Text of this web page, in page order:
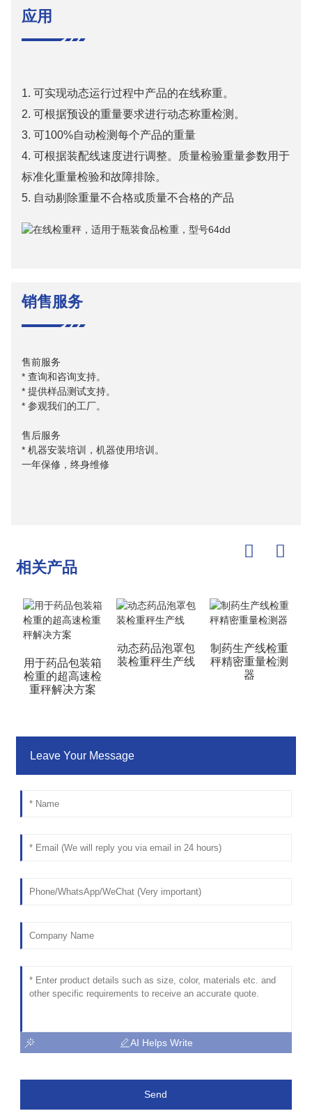
应用
1. 可实现动态运行过程中产品的在线称重。
2. 可根据预设的重量要求进行动态称重检测。
3. 可100%自动检测每个产品的重量
4. 可根据装配线速度进行调整。质量检验重量参数用于
标准化重量检验和故障排除。
5. 自动剔除重量不合格或质量不合格的产品
销售服务
售前服务
* 查询和咨询支持。
* 提供样品测试支持。
* 参观我们的工厂。
售后服务
* 机器安装培训，机器使用培训。
一年保修，终身维修
相关产品
用于药品包装箱
检重的超高速检
重秤解决方案
动态药品泡罩包
装检重秤生产线
制药生产线检重
秤精密重量检测
器
Leave Your Message
AI Helps Write
Send